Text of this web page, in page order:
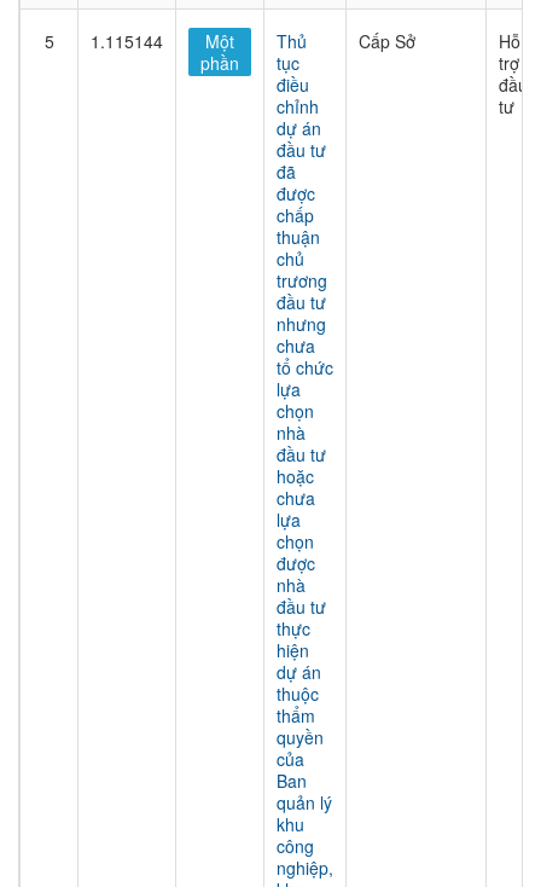
5 1.115144
Một
phần
Thủ
tục
điều
chỉnh
dự án
đầu tư
đã
được
chấp
thuận
chủ
trương
đầu tư
nhưng
chưa
tổ chức
lựa
chọn
nhà
đầu tư
hoặc
chưa
lựa
chọn
được
nhà
đầu tư
thực
hiện
dự án
thuộc
thẩm
quyền
của
Ban
quản lý
khu
công
nghiệp,
Cấp Sở
Hỗ
trợ
đầu
tư